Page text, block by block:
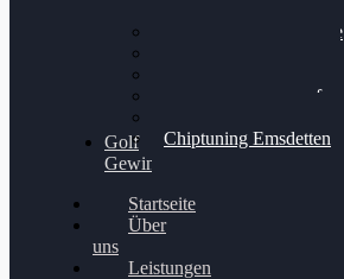
Bilgenroth Performance
Chiptuning Schüttorf
Chiptuning Emsdetten
Golf
Gewinnspiel
Startseite
Über
uns
Leistungen